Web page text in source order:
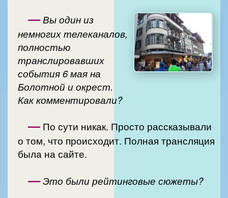
—Вы один из
немногих телеканалов,
полностью
транслировавших
события 6 мая на
Болотной и окрест.
Как комментировали?
— По сути никак. Просто рассказывали
о том, что происходит. Полная трансляция
была на сайте.
—Это были рейтинговые сюжеты?